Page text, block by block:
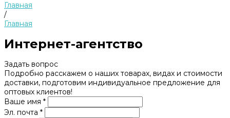
Главная
/
Главная
Интернет-агентство
Задать вопрос
Подробно расскажем о наших товарах, видах и стоимости
доставки, подготовим индивидуальное предложение для
оптовых клиентов!
Ваше имя *
Эл. почта *